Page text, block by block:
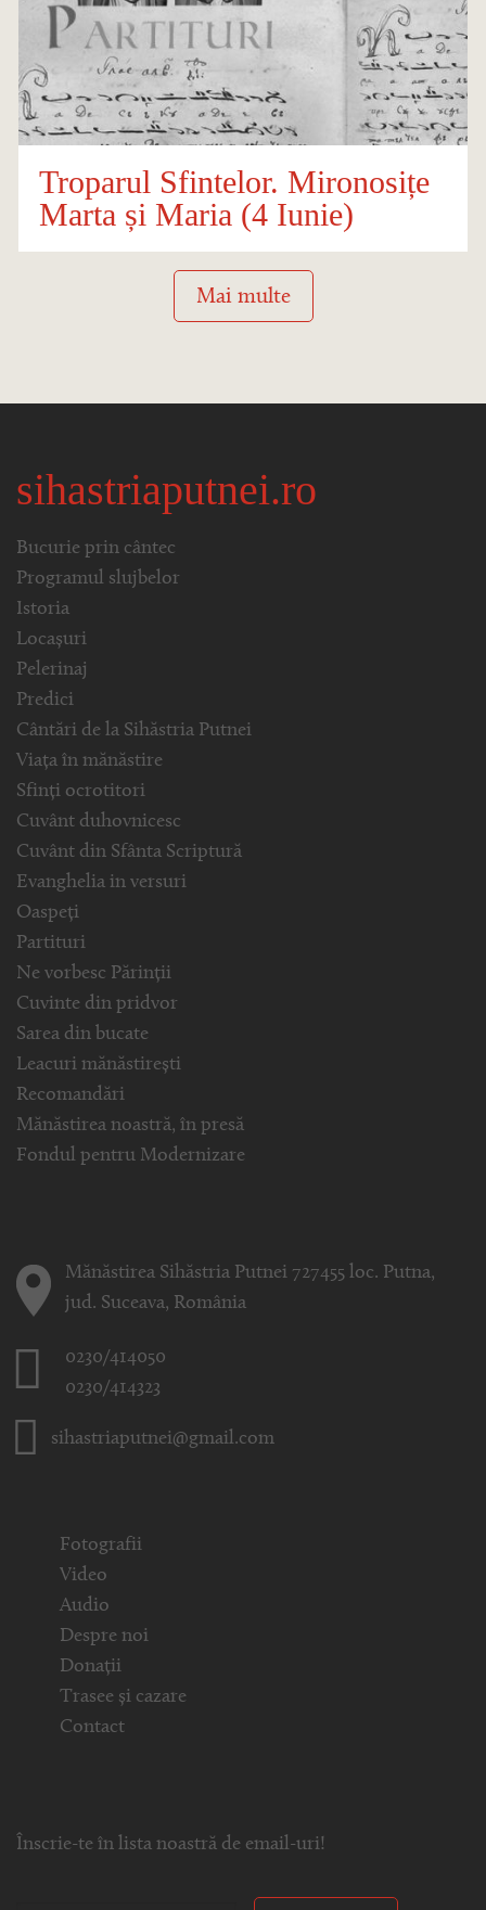
Troparul Sfintelor. Mironosițe
Marta și Maria (4 Iunie)
Mai multe
sihastriaputnei.ro
Bucurie prin cântec
Programul slujbelor
Istoria
Locașuri
Pelerinaj
Predici
Cântări de la Sihăstria Putnei
Viața în mănăstire
Sfinți ocrotitori
Cuvânt duhovnicesc
Cuvânt din Sfânta Scriptură
Evanghelia in versuri
Oaspeți
Partituri
Ne vorbesc Părinții
Cuvinte din pridvor
Sarea din bucate
Leacuri mănăstirești
Recomandări
Mănăstirea noastră, în presă
Fondul pentru Modernizare
Mănăstirea Sihăstria Putnei 727455 loc. Putna,
jud. Suceava, România
0230/414050
0230/414323
sihastriaputnei@gmail.com
Fotografii
Video
Audio
Despre noi
Donații
Trasee și cazare
Contact
Înscrie-te în lista noastră de email-uri!